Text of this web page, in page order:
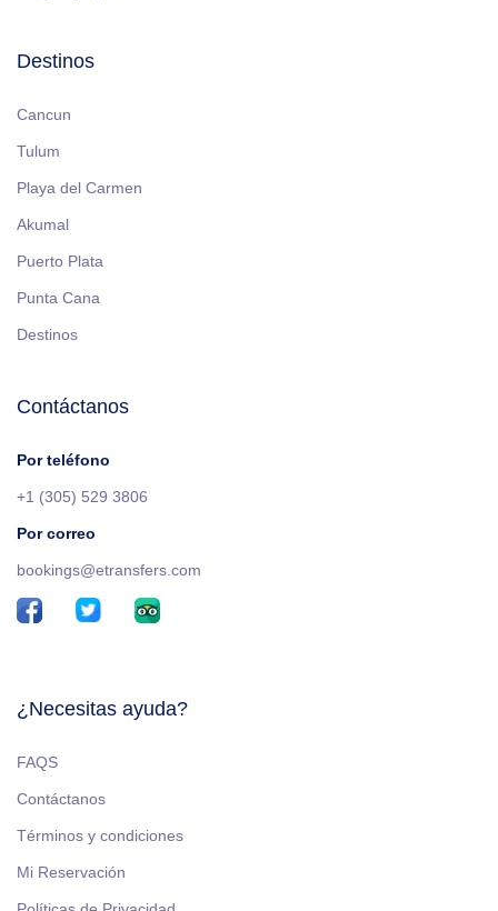
Destinos
Cancun
Tulum
Playa del Carmen
Akumal
Puerto Plata
Punta Cana
Destinos
Contáctanos
Por teléfono
+1 (305) 529 3806
Por correo
bookings@etransfers.com
¿Necesitas ayuda?
FAQS
Contáctanos
Términos y condiciones
Mi Reservación